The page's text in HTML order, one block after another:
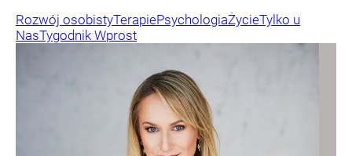
Rozwój osobistyTerapiePsychologiaŻycieTylko u
NasTygodnik Wprost